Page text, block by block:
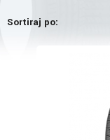
Sortiraj po: